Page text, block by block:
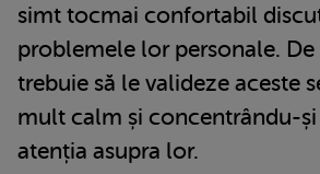
simt tocmai confortabil
problemele lor personale.
trebuie să le valideze aceste
mult calm și concentrându-
atenția asupra lor.